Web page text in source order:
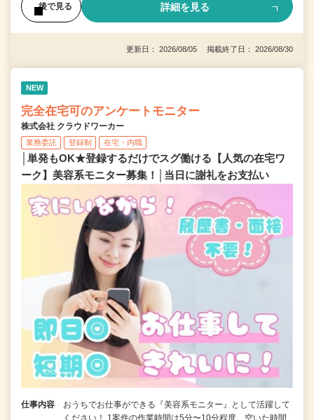
後で見る 詳細を見る
更新日： 2026/08/05 掲載終了日： 2026/08/30
NEW
完全在宅可のアンケートモニター
株式会社 クラウドワーカー
業務委託 登録制 在宅・内職
│単発もOK★登録するだけでスグ働ける【人気の在宅ワ
ーク】美容系モニター募集！│当日に謝礼をお支払い
仕事内容
おうちでお仕事ができる『美容系モニター』として活躍して